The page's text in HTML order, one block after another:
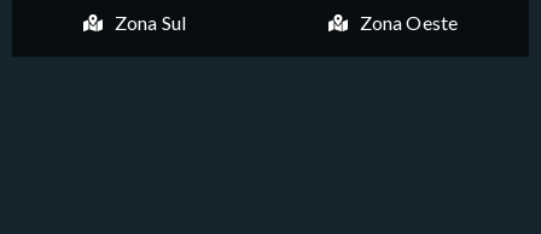
Zona Sul Zona Oeste